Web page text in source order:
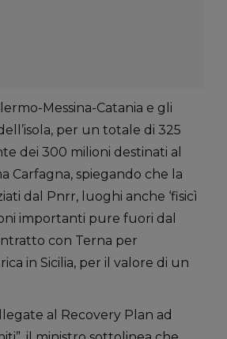
Messina-Catania e gli
per un totale di 325
dei 300 milioni destinati al
Carfagna, spiegando che la
dal Pnrr, luoghi anche ‘fisicì
importanti pure fuori dal
con Terna per
in Sicilia, per il valore di un
al Recovery Plan ad